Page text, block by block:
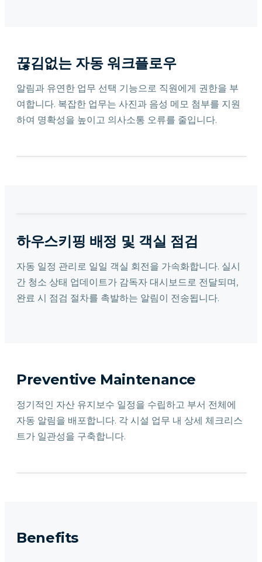
끊김없는 자동 워크플로우
알림과 유연한 업무 선택 기능으로 직원에게 권한을 부
여합니다. 복잡한 업무는 사진과 음성 메모 첨부를 지원
하여 명확성을 높이고 의사소통 오류를 줄입니다.
하우스키핑 배정 및 객실 점검
자동 일정 관리로 일일 객실 회전을 가속화합니다. 실시
간 청소 상태 업데이트가 감독자 대시보드로 전달되며,
완료 시 점검 절차를 촉발하는 알림이 전송됩니다.
Preventive Maintenance
정기적인 자산 유지보수 일정을 수립하고 부서 전체에
자동 알림을 배포합니다. 각 시설 업무 내 상세 체크리스
트가 일관성을 구축합니다.
Benefits